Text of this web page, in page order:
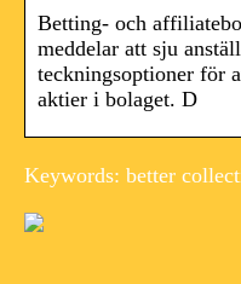
Betting- och
meddelar att sju
teckningsoptioner för
aktier i bolaget. D
Keywords: better